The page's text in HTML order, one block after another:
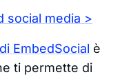
social media >
EmbedSocial è
ti permette di